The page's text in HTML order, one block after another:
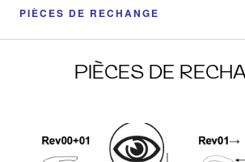
PIÈCES DE RECHANGE
PIÈCES DE